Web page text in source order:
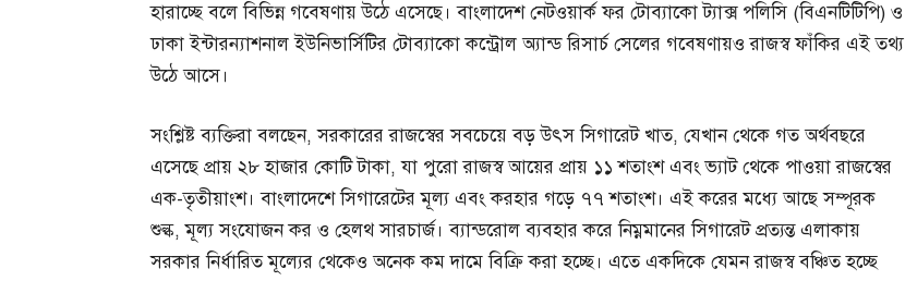
হারাচ্ছে বলে বিভিন্ন গবেষণায় উঠে এসেছে। বাংলাদেশ নেটওয়ার্ক ফর টোব্যাকো ট্যাক্স পলিসি (বিএনটিটিপি) ও
ঢাকা ইন্টারন্যাশনাল ইউনিভার্সিটির টোব্যাকো কন্ট্রোল অ্যান্ড রিসার্চ সেলের গবেষণায়ও রাজস্ব ফাঁকির এই তথ্য
উঠে আসে।
সংশ্লিষ্ট ব্যক্তিরা বলছেন, সরকারের রাজস্বের সবচেয়ে বড় উৎস সিগারেট খাত, যেখান থেকে গত অর্থবছরে
এসেছে প্রায় ২৮ হাজার কোটি টাকা, যা পুরো রাজস্ব আয়ের প্রায় ১১ শতাংশ এবং ভ্যাট থেকে পাওয়া রাজস্বের
এক-তৃতীয়াংশ। বাংলাদেশে সিগারেটের মূল্য এবং করহার গড়ে ৭৭ শতাংশ। এই করের মধ্যে আছে সম্পূরক
শুল্ক, মূল্য সংযোজন কর ও হেলথ সারচার্জ। ব্যান্ডরোল ব্যবহার করে নিম্নমানের সিগারেট প্রত্যন্ত এলাকায়
সরকার নির্ধারিত মূল্যের থেকেও অনেক কম দামে বিক্রি করা হচ্ছে। এতে একদিকে যেমন রাজস্ব বঞ্চিত হচ্ছে